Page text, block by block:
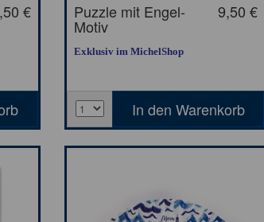
€ 9,50 €
Puzzle mit Engel-
Motiv
Exklusiv im MichelShop